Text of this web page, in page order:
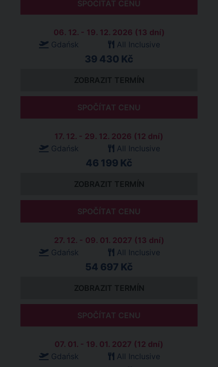
SPOČÍTAT CENU
06. 12. - 19. 12. 2026 (13 dní)
Gdańsk
All Inclusive
39 430 Kč
ZOBRAZIT TERMÍN
SPOČÍTAT CENU
17. 12. - 29. 12. 2026 (12 dní)
Gdańsk
All Inclusive
46 199 Kč
ZOBRAZIT TERMÍN
SPOČÍTAT CENU
27. 12. - 09. 01. 2027 (13 dní)
Gdańsk
All Inclusive
54 697 Kč
ZOBRAZIT TERMÍN
SPOČÍTAT CENU
07. 01. - 19. 01. 2027 (12 dní)
Gdańsk
All Inclusive